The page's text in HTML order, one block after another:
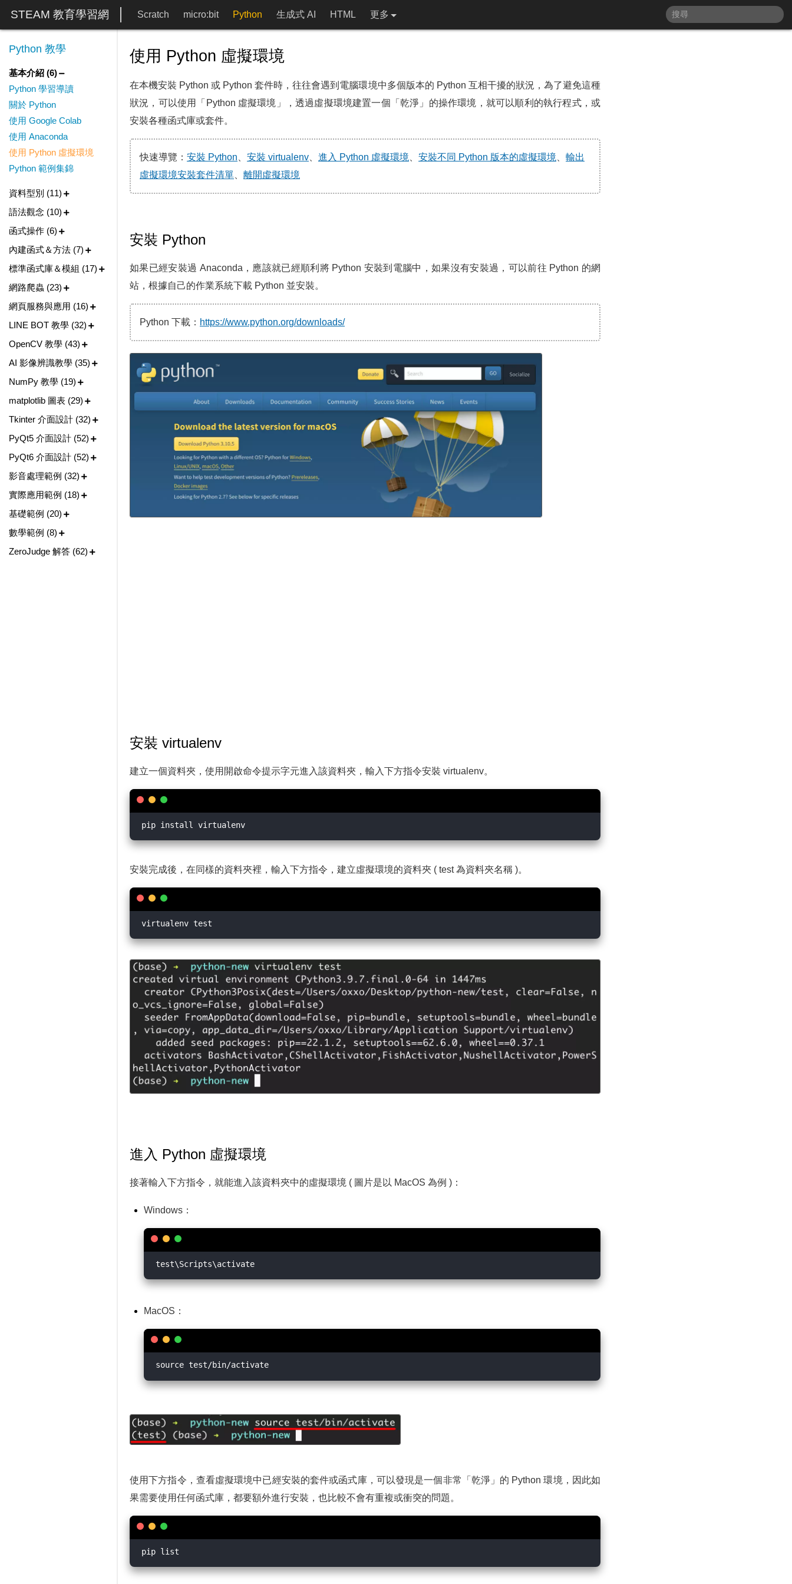
STEAM 教育學習網 Scratch micro:bit Python 生成式 AI HTML 更多
使用 Python 虛擬環境
在本機安裝 Python 或 Python 套件時，往往會遇到電腦環境中多個版本的 Python 互相干擾的狀況，為了避免這種
狀況，可以使用「Python 虛擬環境」，透過虛擬環境建置一個「乾淨」的操作環境，就可以順利的執行程式，或
安裝各種函式庫或套件。
快速導覽： 安裝 Python 安裝 virtualenv 進入 Python 虛擬環境 安裝不同 Python 版本的虛擬環境
輸出
虛擬環境安裝套件清單
離開虛擬環境
安裝 Python
如果已經安裝過 Anaconda，應該就已經順利將 Python 安裝到電腦中，如果沒有安裝過，可以前往 Python 的網
站，根據自己的作業系統下載 Python 並安裝。
Python 下載： https://www.python.org/downloads/
安裝 virtualenv
建立一個資料夾，使用開啟命令提示字元進入該資料夾，輸入下方指令安裝 virtualenv。
安裝完成後，在同樣的資料夾裡，輸入下方指令，建立虛擬環境的資料夾 ( test 為資料夾名稱 )。
進入 Python 虛擬環境
接著輸入下方指令，就能進入該資料夾中的虛擬環境 ( 圖片是以 MacOS 為例 )：
Windows：
MacOS：
使用下方指令，查看虛擬環境中已經安裝的套件或函式庫，可以發現是一個非常「乾淨」的 Python 環境，因此如
果需要使用任何函式庫，都要額外進行安裝，也比較不會有重複或衝突的問題。
Python 教學
基本介紹 (6)
Python 學習導讀
關於 Python
使用 Google Colab
使用 Anaconda
使用 Python 虛擬環境
Python 範例集錦
資料型別 (11)
語法觀念 (10)
函式操作 (6)
內建函式＆方法 (7)
標準函式庫＆模組 (17)
網路爬蟲 (23)
網頁服務與應用 (16)
LINE BOT 教學 (32)
OpenCV 教學 (43)
AI 影像辨識教學 (35)
NumPy 教學 (19)
matplotlib 圖表 (29)
Tkinter 介面設計 (32)
PyQt5 介面設計 (52)
PyQt6 介面設計 (52)
影音處理範例 (32)
實際應用範例 (18)
基礎範例 (20)
數學範例 (8)
ZeroJudge 解答 (62)